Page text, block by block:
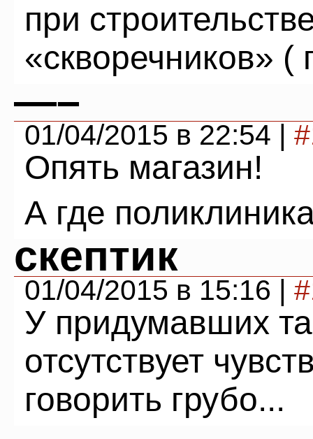
при
«скворечников»
—–
01/04/2015 в 22:54 |
Опять магазин!
А где
скептик
01/04/2015 в 15:16 |
У придумавших
отсутствует
говорить грубо...